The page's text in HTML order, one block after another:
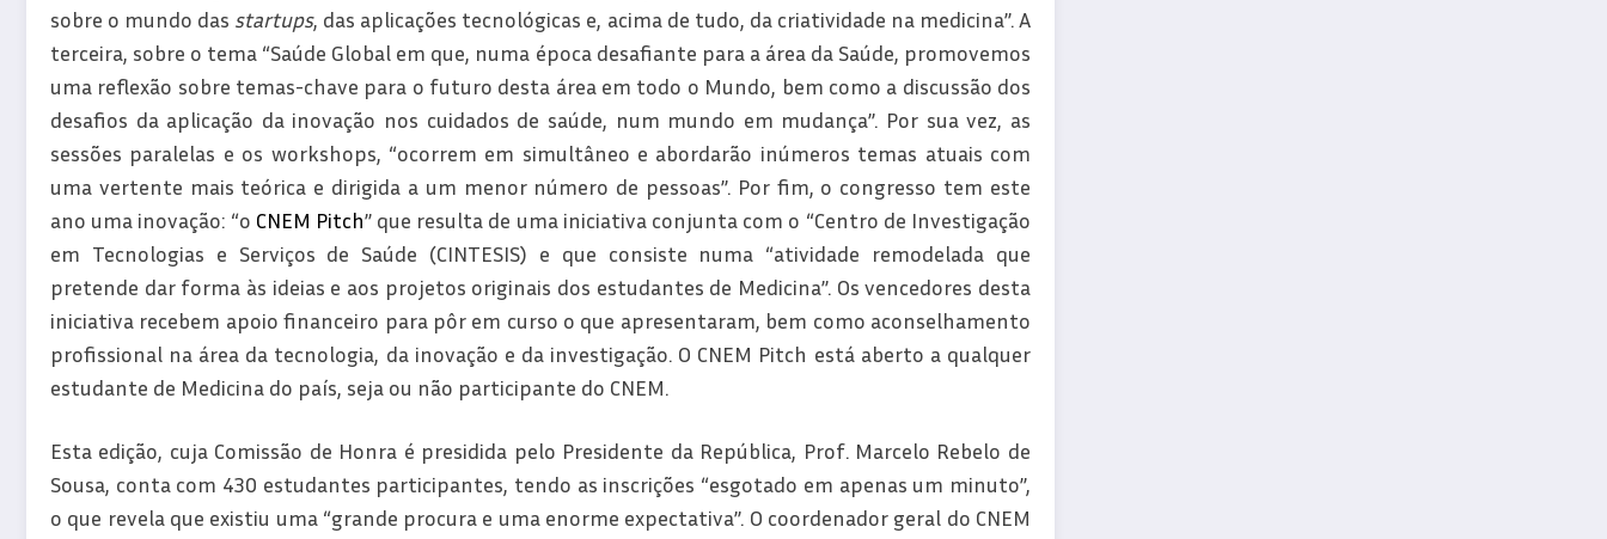
sobre o mundo das startups, das aplicações tecnológicas e, acima de tudo, da criatividade na medicina”. A
terceira, sobre o tema “Saúde Global em que, numa época desafiante para a área da Saúde, promovemos
uma reflexão sobre temas-chave para o futuro desta área em todo o Mundo, bem como a discussão dos
desafios da aplicação da inovação nos cuidados de saúde, num mundo em mudança”. Por sua vez, as
sessões paralelas e os workshops, “ocorrem em simultâneo e abordarão inúmeros temas atuais com
uma vertente mais teórica e dirigida a um menor número de pessoas”. Por fim, o congresso tem este
ano uma inovação: “o CNEM Pitch” que resulta de uma iniciativa conjunta com o “Centro de Investigação
em Tecnologias e Serviços de Saúde (CINTESIS) e que consiste numa “atividade remodelada que
pretende dar forma às ideias e aos projetos originais dos estudantes de Medicina”. Os vencedores desta
iniciativa recebem apoio financeiro para pôr em curso o que apresentaram, bem como aconselhamento
profissional na área da tecnologia, da inovação e da investigação. O CNEM Pitch está aberto a qualquer
estudante de Medicina do país, seja ou não participante do CNEM.
Esta edição, cuja Comissão de Honra é presidida pelo Presidente da República, Prof. Marcelo Rebelo de
Sousa, conta com 430 estudantes participantes, tendo as inscrições “esgotado em apenas um minuto”,
o que revela que existiu uma “grande procura e uma enorme expectativa”. O coordenador geral do CNEM